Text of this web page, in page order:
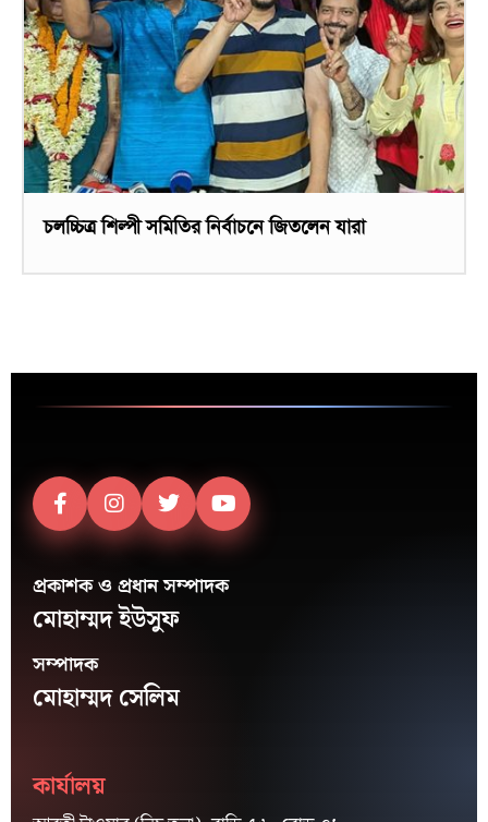
চলচ্চিত্র শিল্পী সমিতির নির্বাচনে জিতলেন যারা
প্রকাশক ও প্রধান সম্পাদক
মোহাম্মদ ইউসুফ
সম্পাদক
মোহাম্মদ সেলিম
কার্যালয়